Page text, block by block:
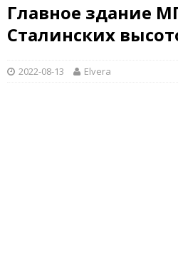
Главное здание
Сталинских
2022-08-13 Elvera